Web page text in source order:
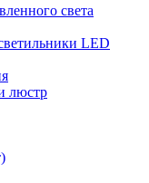
света
LED
люстр